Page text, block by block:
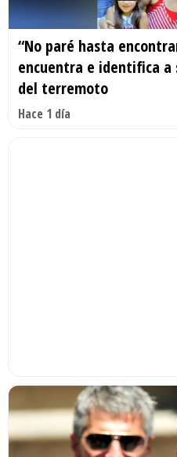
“No paré hasta
encuentra e identifica
del terremoto
Hace 1 día